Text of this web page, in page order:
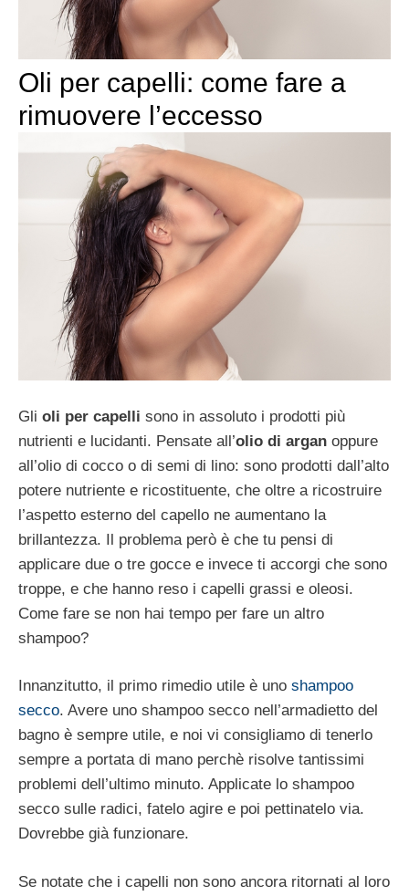
Oli per capelli: come fare a
rimuovere l’eccesso
Gli oli per capelli sono in assoluto i prodotti più
nutrienti e lucidanti. Pensate all’olio di argan oppure
all’olio di cocco o di semi di lino: sono prodotti dall’alto
potere nutriente e ricostituente, che oltre a ricostruire
l’aspetto esterno del capello ne aumentano la
brillantezza. Il problema però è che tu pensi di
applicare due o tre gocce e invece ti accorgi che sono
troppe, e che hanno reso i capelli grassi e oleosi.
Come fare se non hai tempo per fare un altro
shampoo?
Innanzitutto, il primo rimedio utile è uno shampoo
secco. Avere uno shampoo secco nell’armadietto del
bagno è sempre utile, e noi vi consigliamo di tenerlo
sempre a portata di mano perchè risolve tantissimi
problemi dell’ultimo minuto. Applicate lo shampoo
secco sulle radici, fatelo agire e poi pettinatelo via.
Dovrebbe già funzionare.
Se notate che i capelli non sono ancora ritornati al loro